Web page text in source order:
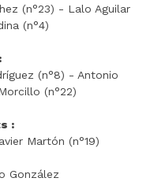
(n°23) - Lalo Aguilar
(n°4)
(n°8) - Antonio
(n°22)
:
Martón (n°19)
González